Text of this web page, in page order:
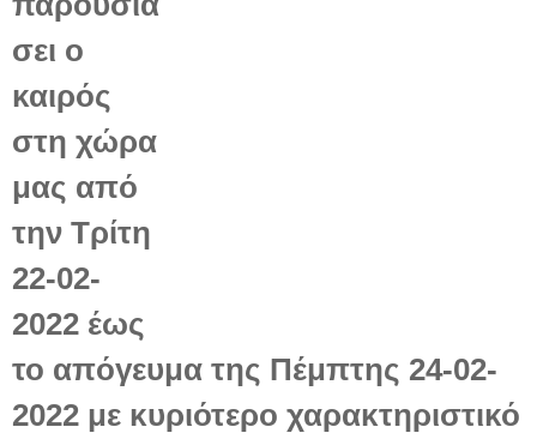
σει ο
καιρός
στη χώρα
μας από
την Τρίτη
22-02-
2022 έως
το απόγευμα της Πέμπτης 24-02-
2022 με κυριότερο χαρακτηριστικό